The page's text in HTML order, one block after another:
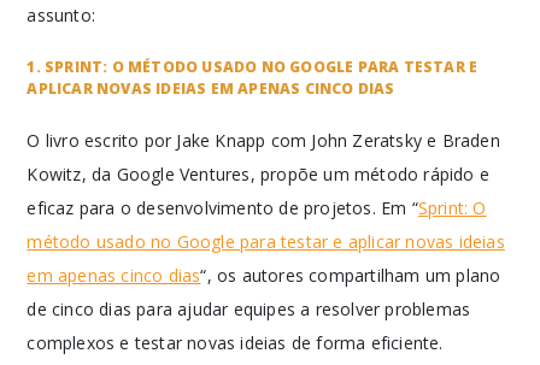
assunto:
1. SPRINT: O MÉTODO USADO NO GOOGLE PARA TESTAR E
APLICAR NOVAS IDEIAS EM APENAS CINCO DIAS
O livro escrito por Jake Knapp com John Zeratsky e Braden
Kowitz, da Google Ventures, propõe um método rápido e
eficaz para o desenvolvimento de projetos. Em “Sprint: O
método usado no Google para testar e aplicar novas ideias
em apenas cinco dias“, os autores compartilham um plano
de cinco dias para ajudar equipes a resolver problemas
complexos e testar novas ideias de forma eficiente.